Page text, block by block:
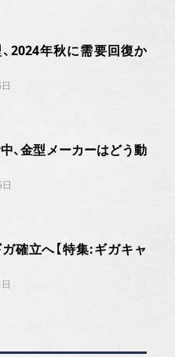
2024年秋に需要回復か
、金型メーカーはどう動
確立へ【特集:ギガキャ